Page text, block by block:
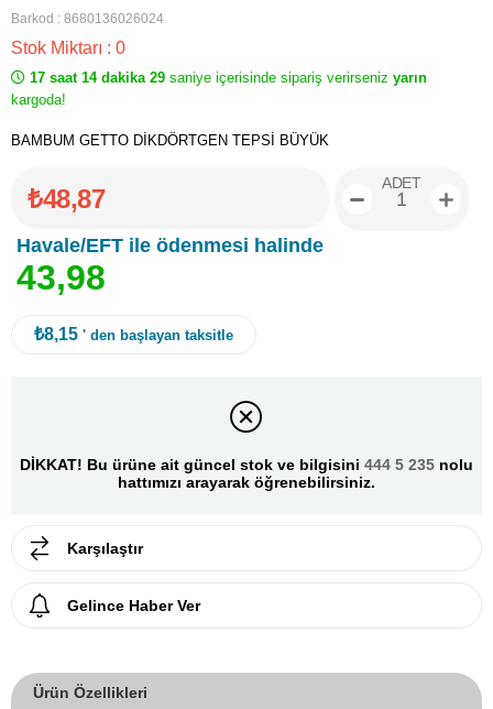
Barkod : 8680136026024
Stok Miktarı : 0
17 saat 14 dakika 29 saniye içerisinde sipariş verirseniz yarın
kargoda!
BAMBUM GETTO DİKDÖRTGEN TEPSİ BÜYÜK
₺48,87
Havale/EFT ile ödenmesi halinde
43,98
ADET
₺8,15 ' den başlayan taksitle
DİKKAT! Bu ürüne ait güncel stok ve bilgisini 444 5 235 nolu
hattımızı arayarak öğrenebilirsiniz.
Karşılaştır
Gelince Haber Ver
Ürün Özellikleri